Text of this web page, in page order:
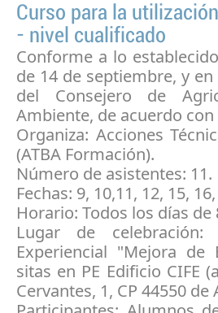
Curso para la
- nivel cualificado
Conforme a lo
de 14 de septiembre, y
del Consejero de
Ambiente, de acuerdo
Organiza: Acciones
(ATBA Formación).
Número de asistentes: 11.
Fechas: 9, 10,11, 12, 15,
Horario: Todos los días de
Lugar de celebración:
Experiencial "Mejora de
sitas en PE Edificio CIFE
Cervantes, 1, CP 44550 de